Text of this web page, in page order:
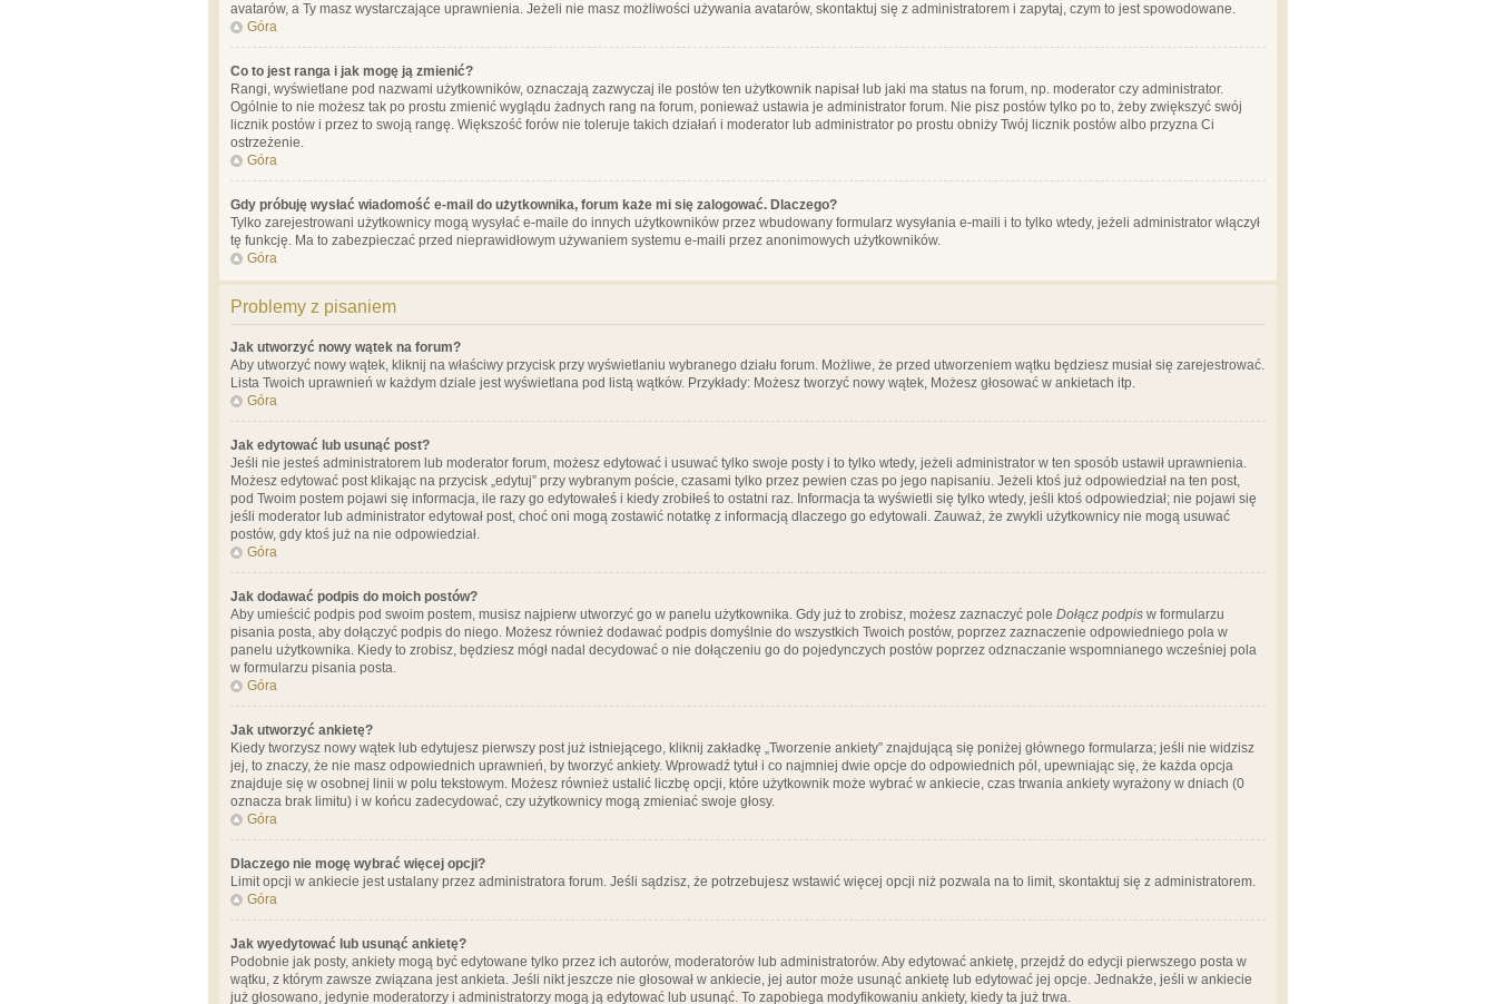
avatarów, a Ty masz wystarczające uprawnienia. Jeżeli nie masz możliwości używania avatarów, skontaktuj się z administratorem i zapytaj, czym to jest spowodowane.
Góra
Co to jest ranga i jak mogę ją zmienić?
Rangi, wyświetlane pod nazwami użytkowników, oznaczają zazwyczaj ile postów ten użytkownik napisał lub jaki ma status na forum, np. moderator czy administrator.
Ogólnie to nie możesz tak po prostu zmienić wyglądu żadnych rang na forum, ponieważ ustawia je administrator forum. Nie pisz postów tylko po to, żeby zwiększyć swój
licznik postów i przez to swoją rangę. Większość forów nie toleruje takich działań i moderator lub administrator po prostu obniży Twój licznik postów albo przyzna Ci
ostrzeżenie.
Góra
Gdy próbuję wysłać wiadomość e-mail do użytkownika, forum każe mi się zalogować. Dlaczego?
Tylko zarejestrowani użytkownicy mogą wysyłać e-maile do innych użytkowników przez wbudowany formularz wysyłania e-maili i to tylko wtedy, jeżeli administrator włączył
tę funkcję. Ma to zabezpieczać przed nieprawidłowym używaniem systemu e-maili przez anonimowych użytkowników.
Góra
Problemy z pisaniem
Jak utworzyć nowy wątek na forum?
Aby utworzyć nowy wątek, kliknij na właściwy przycisk przy wyświetlaniu wybranego działu forum. Możliwe, że przed utworzeniem wątku będziesz musiał się zarejestrować.
Lista Twoich uprawnień w każdym dziale jest wyświetlana pod listą wątków. Przykłady: Możesz tworzyć nowy wątek, Możesz głosować w ankietach itp.
Góra
Jak edytować lub usunąć post?
Jeśli nie jesteś administratorem lub moderator forum, możesz edytować i usuwać tylko swoje posty i to tylko wtedy, jeżeli administrator w ten sposób ustawił uprawnienia.
Możesz edytować post klikając na przycisk „edytuj” przy wybranym poście, czasami tylko przez pewien czas po jego napisaniu. Jeżeli ktoś już odpowiedział na ten post,
pod Twoim postem pojawi się informacja, ile razy go edytowałeś i kiedy zrobiłeś to ostatni raz. Informacja ta wyświetli się tylko wtedy, jeśli ktoś odpowiedział; nie pojawi się
jeśli moderator lub administrator edytował post, choć oni mogą zostawić notatkę z informacją dlaczego go edytowali. Zauważ, że zwykli użytkownicy nie mogą usuwać
postów, gdy ktoś już na nie odpowiedział.
Góra
Jak dodawać podpis do moich postów?
Aby umieścić podpis pod swoim postem, musisz najpierw utworzyć go w panelu użytkownika. Gdy już to zrobisz, możesz zaznaczyć pole Dołącz podpis w formularzu
pisania posta, aby dołączyć podpis do niego. Możesz również dodawać podpis domyślnie do wszystkich Twoich postów, poprzez zaznaczenie odpowiedniego pola w
panelu użytkownika. Kiedy to zrobisz, będziesz mógł nadal decydować o nie dołączeniu go do pojedynczych postów poprzez odznaczanie wspomnianego wcześniej pola
w formularzu pisania posta.
Góra
Jak utworzyć ankietę?
Kiedy tworzysz nowy wątek lub edytujesz pierwszy post już istniejącego, kliknij zakładkę „Tworzenie ankiety” znajdującą się poniżej głównego formularza; jeśli nie widzisz
jej, to znaczy, że nie masz odpowiednich uprawnień, by tworzyć ankiety. Wprowadź tytuł i co najmniej dwie opcje do odpowiednich pól, upewniając się, że każda opcja
znajduje się w osobnej linii w polu tekstowym. Możesz również ustalić liczbę opcji, które użytkownik może wybrać w ankiecie, czas trwania ankiety wyrażony w dniach (0
oznacza brak limitu) i w końcu zadecydować, czy użytkownicy mogą zmieniać swoje głosy.
Góra
Dlaczego nie mogę wybrać więcej opcji?
Limit opcji w ankiecie jest ustalany przez administratora forum. Jeśli sądzisz, że potrzebujesz wstawić więcej opcji niż pozwala na to limit, skontaktuj się z administratorem.
Góra
Jak wyedytować lub usunąć ankietę?
Podobnie jak posty, ankiety mogą być edytowane tylko przez ich autorów, moderatorów lub administratorów. Aby edytować ankietę, przejdź do edycji pierwszego posta w
wątku, z którym zawsze związana jest ankieta. Jeśli nikt jeszcze nie głosował w ankiecie, jej autor może usunąć ankietę lub edytować jej opcje. Jednakże, jeśli w ankiecie
już głosowano, jedynie moderatorzy i administratorzy mogą ją edytować lub usunąć. To zapobiega modyfikowaniu ankiety, kiedy ta już trwa.